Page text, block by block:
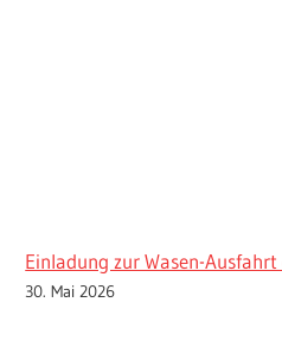
Einladung zur Wasen-
30. Mai 2026